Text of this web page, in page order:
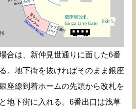
合は、新仲見世通りに面した6番
。地下街を抜ければそのまま銀座
座線到着ホームの先頭から改札を
地下街に入れる。6番出口は浅草